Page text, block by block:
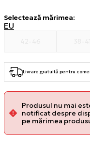
Selectează mărimea:
EU
Livrare gratuită pentru
Produsul nu mai
notificat despre
pe mărimea